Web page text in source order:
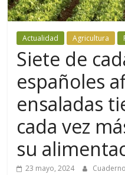
Actualidad Agricultura
Siete de
españoles
ensaladas
cada vez
su
23 mayo, 2024